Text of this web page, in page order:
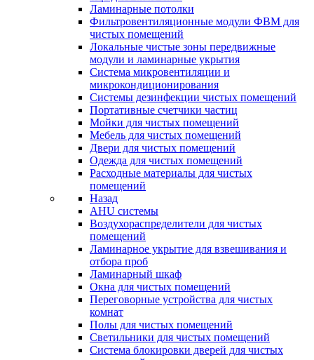
Ламинарные потолки
Фильтровентиляционные модули ФВМ для
чистых помещений
Локальные чистые зоны передвижные
модули и ламинарные укрытия
Система микровентиляции и
микрокондиционирования
Системы дезинфекции чистых помещений
Портативные счетчики частиц
Мойки для чистых помещений
Мебель для чистых помещений
Двери для чистых помещений
Одежда для чистых помещений
Расходные материалы для чистых
помещений
Назад
AHU системы
Воздухораспределители для чистых
помещений
Ламинарное укрытие для взвешивания и
отбора проб
Ламинарный шкаф
Окна для чистых помещений
Переговорные устройства для чистых
комнат
Полы для чистых помещений
Светильники для чистых помещений
Система блокировки дверей для чистых